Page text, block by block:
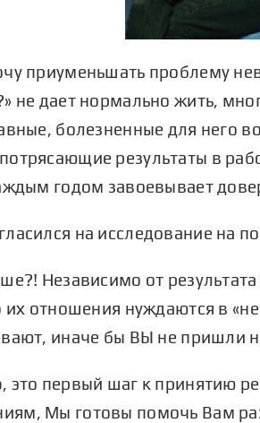
приуменьшать проблему
не дает нормально жить,
болезненные для него
результаты в
годом завоевывает
на исследование на
Независимо от
их отношения нуждаются в
иначе бы ВЫ не пришли
, это первый шаг к принятию
Мы готовы помочь Вам